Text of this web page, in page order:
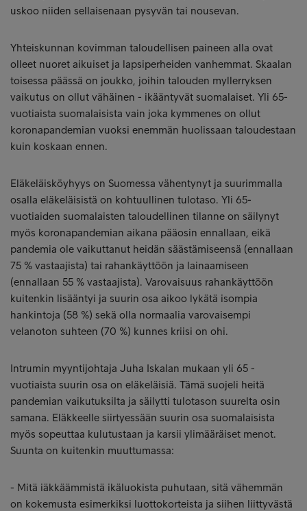
uskoo niiden sellaisenaan pysyvän tai nousevan.
Yhteiskunnan kovimman taloudellisen paineen alla ovat
olleet nuoret aikuiset ja lapsiperheiden vanhemmat. Skaalan
toisessa päässä on joukko, joihin talouden myllerryksen
vaikutus on ollut vähäinen - ikääntyvät suomalaiset. Yli 65-
vuotiaista suomalaisista vain joka kymmenes on ollut
koronapandemian vuoksi enemmän huolissaan taloudestaan
kuin koskaan ennen.
Eläkeläisköyhyys on Suomessa vähentynyt ja suurimmalla
osalla eläkeläisistä on kohtuullinen tulotaso. Yli 65-
vuotiaiden suomalaisten taloudellinen tilanne on säilynyt
myös koronapandemian aikana pääosin ennallaan, eikä
pandemia ole vaikuttanut heidän säästämiseensä (ennallaan
75 % vastaajista) tai rahankäyttöön ja lainaamiseen
(ennallaan 55 % vastaajista). Varovaisuus rahankäyttöön
kuitenkin lisääntyi ja suurin osa aikoo lykätä isompia
hankintoja (58 %) sekä olla normaalia varovaisempi
velanoton suhteen (70 %) kunnes kriisi on ohi.
Intrumin myyntijohtaja Juha Iskalan mukaan yli 65 -
vuotiaista suurin osa on eläkeläisiä. Tämä suojeli heitä
pandemian vaikutuksilta ja säilytti tulotason suurelta osin
samana. Eläkkeelle siirtyessään suurin osa suomalaisista
myös sopeuttaa kulutustaan ja karsii ylimääräiset menot.
Suunta on kuitenkin muuttumassa:
- Mitä iäkkäämmistä ikäluokista puhutaan, sitä vähemmän
on kokemusta esimerkiksi luottokorteista ja siihen liittyvästä